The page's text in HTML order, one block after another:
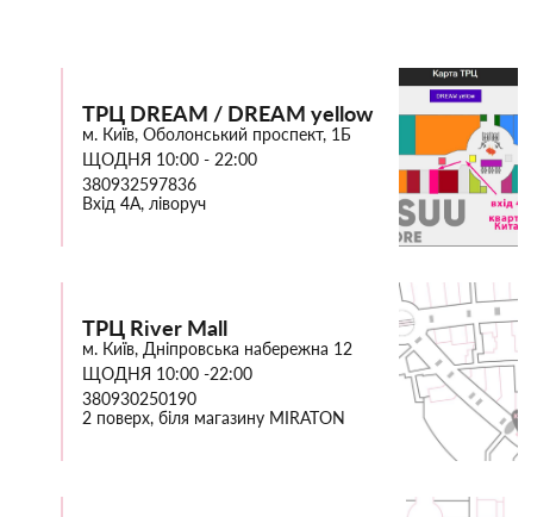
ТРЦ DREAM / DREAM yellow
м. Київ, Оболонський проспект, 1Б
ЩОДНЯ 10:00 - 22:00
380932597836
Вхід 4А, ліворуч
ТРЦ River Mall
м. Київ, Дніпровська набережна 12
ЩОДНЯ 10:00 -22:00
380930250190
2 поверх, біля магазину MIRATON